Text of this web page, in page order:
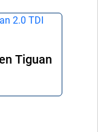
Tiguan